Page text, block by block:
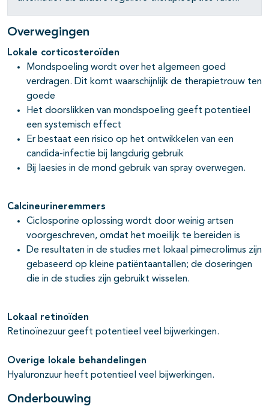
Overwegingen
Lokale corticosteroïden
Mondspoeling wordt over het algemeen goed
verdragen. Dit komt waarschijnlijk de therapietrouw ten
goede
Het doorslikken van mondspoeling geeft potentieel
een systemisch effect
Er bestaat een risico op het ontwikkelen van een
candida-infectie bij langdurig gebruik
Bij laesies in de mond gebruik van spray overwegen.
Calcineurineremmers
Ciclosporine oplossing wordt door weinig artsen
voorgeschreven, omdat het moeilijk te bereiden is
De resultaten in de studies met lokaal pimecrolimus zijn
gebaseerd op kleine patiëntaantallen; de doseringen
die in de studies zijn gebruikt wisselen.
Lokaal retinoïden
Retinoïnezuur geeft potentieel veel bijwerkingen.
Overige lokale behandelingen
Hyaluronzuur heeft potentieel veel bijwerkingen.
Onderbouwing